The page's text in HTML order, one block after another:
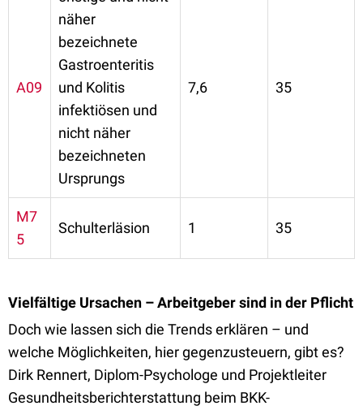
A09
näher
bezeichnete
Gastroenteritis
und Kolitis
infektiösen und
nicht näher
bezeichneten
Ursprungs
7,6 35
M7
5
Schulterläsion 1 35
Vielfältige Ursachen – Arbeitgeber sind in der Pflicht
Doch wie lassen sich die Trends erklären – und
welche Möglichkeiten, hier gegenzusteuern, gibt es?
Dirk Rennert, Diplom-Psychologe und Projektleiter
Gesundheitsberichterstattung beim BKK-